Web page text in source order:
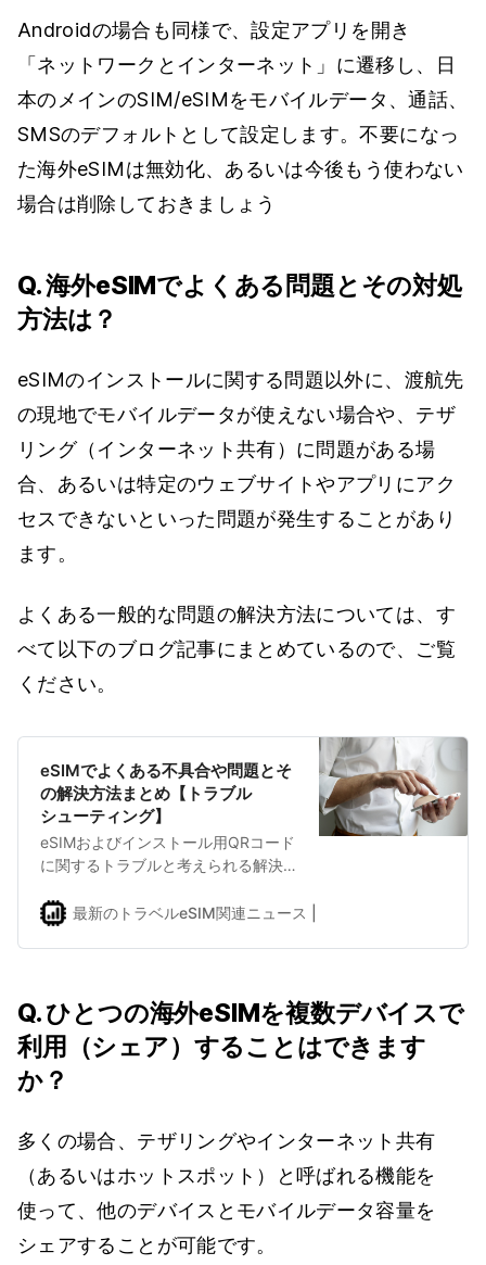
Androidの場合も同様で、設定アプリを開き
「ネットワークとインターネット」に遷移し、日
本のメインのSIM/eSIMをモバイルデータ、通話、
SMSのデフォルトとして設定します。不要になっ
た海外eSIMは無効化、あるいは今後もう使わない
場合は削除しておきましょう
Q. 海外eSIMでよくある問題とその対処
方法は？
eSIMのインストールに関する問題以外に、渡航先
の現地でモバイルデータが使えない場合や、テザ
リング（インターネット共有）に問題がある場
合、あるいは特定のウェブサイトやアプリにアク
セスできないといった問題が発生することがあり
ます。
よくある一般的な問題の解決方法については、す
べて以下のブログ記事にまとめているので、ご覧
ください。
eSIMでよくある不具合や問題とそ
の解決方法まとめ【トラブル
シューティング】
eSIMおよびインストール用QRコード
に関するトラブルと考えられる解決
最新のトラベルeSIM関連ニュース | eSIMDBブログ
Q. ひとつの海外eSIMを複数デバイスで
利用（シェア）することはできます
か？
多くの場合、テザリングやインターネット共有
（あるいはホットスポット）と呼ばれる機能を
使って、他のデバイスとモバイルデータ容量を
シェアすることが可能です。